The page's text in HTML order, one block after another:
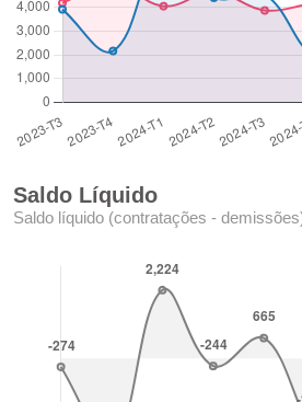
Saldo Líquido
Saldo líquido (contratações -